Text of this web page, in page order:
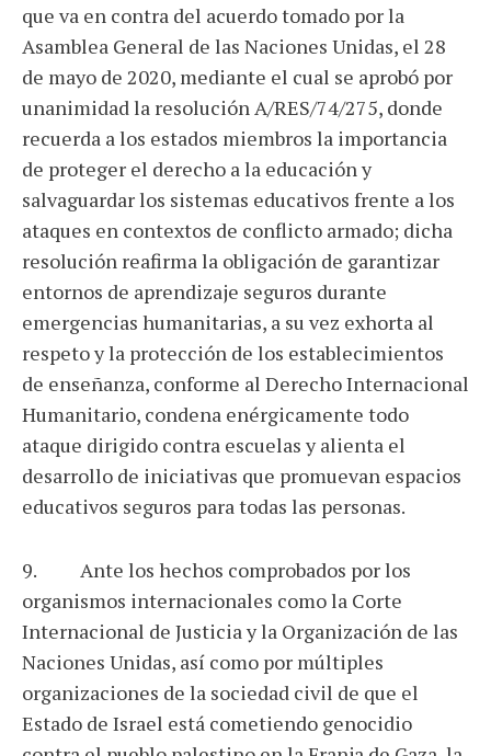
que va en contra del acuerdo tomado por la
Asamblea General de las Naciones Unidas, el 28
de mayo de 2020, mediante el cual se aprobó por
unanimidad la resolución A/RES/74/275, donde
recuerda a los estados miembros la importancia
de proteger el derecho a la educación y
salvaguardar los sistemas educativos frente a los
ataques en contextos de conflicto armado; dicha
resolución reafirma la obligación de garantizar
entornos de aprendizaje seguros durante
emergencias humanitarias, a su vez exhorta al
respeto y la protección de los establecimientos
de enseñanza, conforme al Derecho Internacional
Humanitario, condena enérgicamente todo
ataque dirigido contra escuelas y alienta el
desarrollo de iniciativas que promuevan espacios
educativos seguros para todas las personas.
9. Ante los hechos comprobados por los
organismos internacionales como la Corte
Internacional de Justicia y la Organización de las
Naciones Unidas, así como por múltiples
organizaciones de la sociedad civil de que el
Estado de Israel está cometiendo genocidio